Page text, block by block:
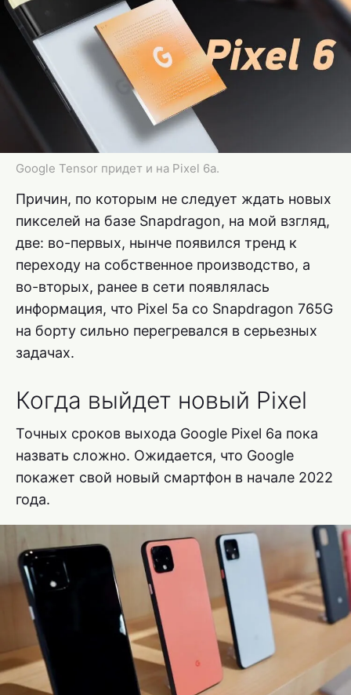
Google Tensor придет и на Pixel 6a.
Причин, по которым не следует ждать новых
пикселей на базе Snapdragon, на мой взгляд,
две: во-первых, нынче появился тренд к
переходу на собственное производство, а
во-вторых, ранее в сети появлялась
информация, что Pixel 5a со Snapdragon 765G
на борту сильно перегревался в серьезных
задачах.
Когда выйдет новый Pixel
Точных сроков выхода Google Pixel 6a пока
назвать сложно. Ожидается, что Google
покажет свой новый смартфон в начале 2022
года.